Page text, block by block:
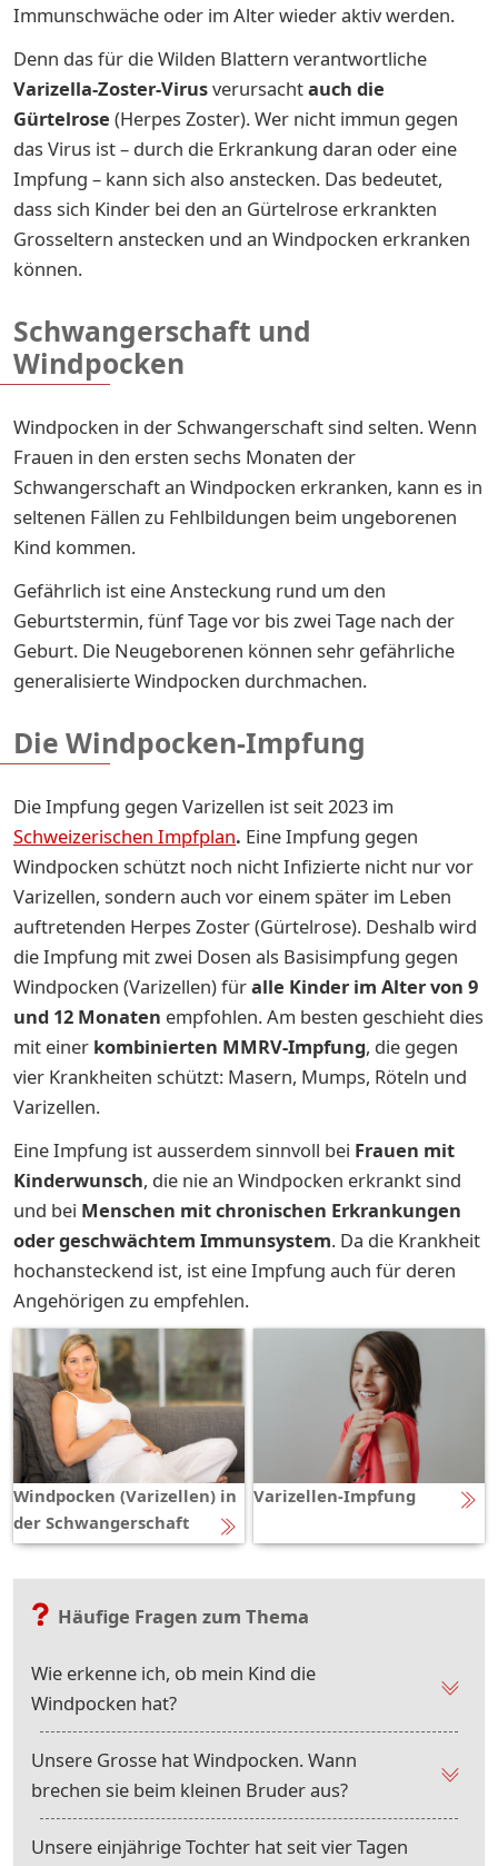
Immunschwäche oder im Alter wieder aktiv werden.
Denn das für die Wilden Blattern verantwortliche
Varizella-Zoster-Virusverursachtauch die
Gürtelrose (Herpes Zoster). Wer nicht immun gegen
das Virus ist – durch die Erkrankung daran oder eine
Impfung – kann sich also anstecken. Das bedeutet,
dass sich Kinder bei den an Gürtelrose erkrankten
Grosseltern anstecken und an Windpocken erkranken
können.
Schwangerschaft und
Windpocken
Windpocken in der Schwangerschaft sind selten. Wenn
Frauen in den ersten sechs Monaten der
Schwangerschaft an Windpocken erkranken, kann es in
seltenen Fällen zu Fehlbildungen beim ungeborenen
Kind kommen.
Gefährlich ist eine Ansteckung rund um den
Geburtstermin, fünf Tage vor bis zwei Tage nach der
Geburt. Die Neugeborenen können sehr gefährliche
generalisierte Windpocken durchmachen.
Die Windpocken-Impfung
Die Impfung gegen Varizellen ist seit 2023 im
Schweizerischen Impfplan. Eine Impfung gegen
Windpocken schützt noch nicht Infizierte nicht nur vor
Varizellen, sondern auch vor einem später im Leben
auftretenden Herpes Zoster (Gürtelrose). Deshalb wird
die Impfung mit zwei Dosen als Basisimpfung gegen
Windpocken (Varizellen) füralle Kinder im Alter von 9
und 12 Monaten empfohlen. Am besten geschieht dies
mit einer kombinierten MMRV-Impfung, die gegen
vier Krankheiten schützt: Masern, Mumps, Röteln und
Varizellen.
Eine Impfung ist ausserdem sinnvoll bei Frauen mit
Kinderwunsch, die nie an Windpocken erkrankt sind
und bei Menschen mit chronischen Erkrankungen
oder geschwächtem Immunsystem. Da die Krankheit
hochansteckend ist, ist eine Impfung auch für deren
Angehörigen zu empfehlen.
Windpocken (Varizellen) in
der Schwangerschaft
Varizellen-Impfung
Häufige Fragen zum Thema
Wie erkenne ich, ob mein Kind die
Windpocken hat?
Unsere Grosse hat Windpocken. Wann
brechen sie beim kleinen Bruder aus?
Unsere einjährige Tochter hat seit vier Tagen